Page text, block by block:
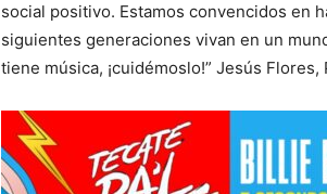
social positivo. Estamos convencidos en
siguientes generaciones vivan en un
tiene música, ¡cuidémoslo!” Jesús